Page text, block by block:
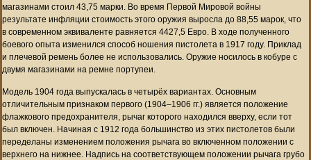
магазинами стоил 43,75 марки. Во время Первой Мировой войны
результате инфляции стоимость этого оружия выросла до 88,55 марок, что
в современном эквиваленте равняется 4427,5 Евро. В ходе полученного
боевого опыта изменился способ ношения пистолета в 1917 году. Приклад
и плечевой ремень более не использовались. Оружие носилось в кобуре с
двумя магазинами на ремне портупеи.
Модель 1904 года выпускалась в четырёх вариантах. Основным
отличительным признаком первого (1904–1906 гг.) является положение
флажкового предохранителя, рычаг которого находился вверху, если тот
был включен. Начиная с 1912 года большинство из этих пистолетов были
переделаны изменением положения рычага во включенном положении с
верхнего на нижнее. Надпись на соответствующем положении рычага грубо